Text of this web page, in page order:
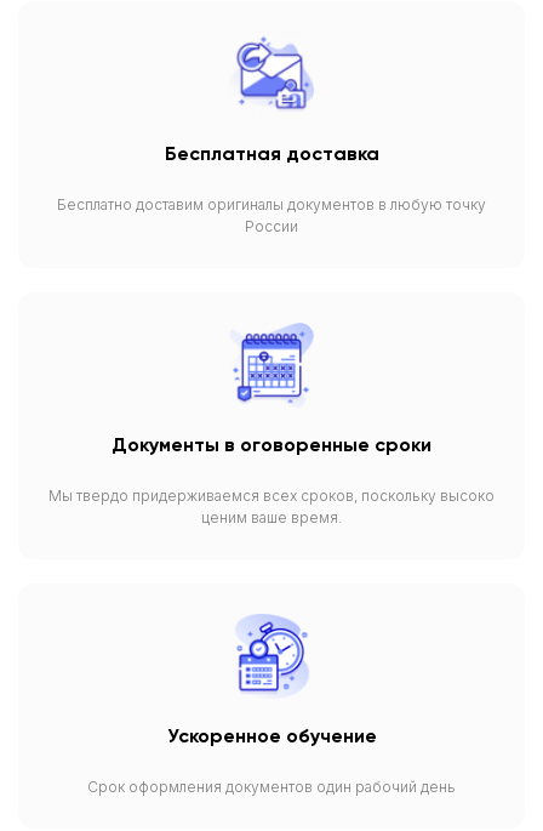
Бесплатная доставка
Бесплатно доставим оригиналы документов в любую точку
России
Документы в оговоренные сроки
Мы твердо придерживаемся всех сроков, поскольку высоко
ценим ваше время.
Ускоренное обучение
Срок оформления документов один рабочий день